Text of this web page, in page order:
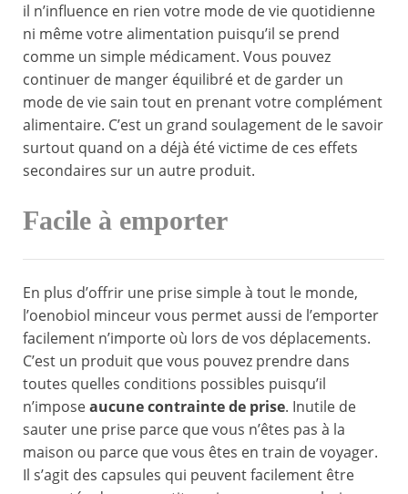
il n’influence en rien votre mode de vie quotidienne
ni même votre alimentation puisqu’il se prend
comme un simple médicament. Vous pouvez
continuer de manger équilibré et de garder un
mode de vie sain tout en prenant votre complément
alimentaire. C’est un grand soulagement de le savoir
surtout quand on a déjà été victime de ces effets
secondaires sur un autre produit.
Facile à emporter
En plus d’offrir une prise simple à tout le monde,
l’oenobiol minceur vous permet aussi de l’emporter
facilement n’importe où lors de vos déplacements.
C’est un produit que vous pouvez prendre dans
toutes quelles conditions possibles puisqu’il
n’imposeaucune contrainte de prise. Inutile de
sauter une prise parce que vous n’êtes pas à la
maison ou parce que vous êtes en train de voyager.
Il s’agit des capsules qui peuvent facilement être